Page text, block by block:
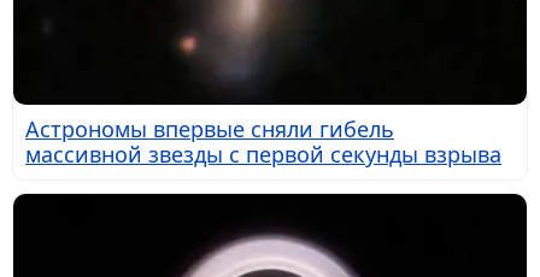
Астрономы впервые сняли гибель
массивной звезды с первой секунды взрыва